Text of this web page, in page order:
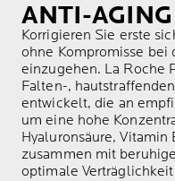
ANTI-AGING
Korrigieren Sie erste
ohne Kompromisse
einzugehen. La Roche
Falten-,
entwickelt, die an
um eine hohe
Hyaluronsäure,
zusammen mit
optimale